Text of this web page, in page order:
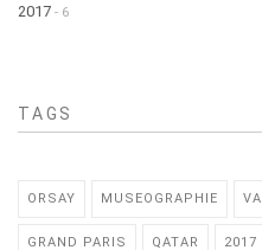
2017 - 6
TAGS
ORSAY MUSEOGRAPHIE
GRAND PARIS QATAR 2017